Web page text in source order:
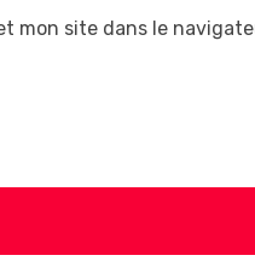
mon site dans le